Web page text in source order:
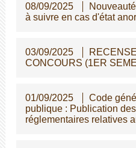
08/09/2025
à suivre en cas d'état
03/09/2025
CONCOURS (1ER
01/09/2025
Code
publique : Publication
réglementaires relatives